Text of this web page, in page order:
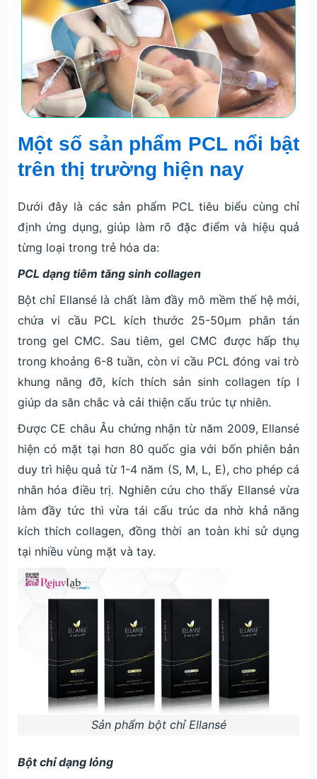
Một số sản phẩm PCL nổi bật
trên thị trường hiện nay
Dưới đây là các sản phẩm PCL tiêu biểu cùng chỉ
định ứng dụng, giúp làm rõ đặc điểm và hiệu quả
từng loại trong trẻ hóa da:
PCL dạng tiêm tăng sinh collagen
Bột chỉ Ellansé là chất làm đầy mô mềm thế hệ mới,
chứa vi cầu PCL kích thước 25-50µm phân tán
trong gel CMC. Sau tiêm, gel CMC được hấp thụ
trong khoảng 6-8 tuần, còn vi cầu PCL đóng vai trò
khung nâng đỡ, kích thích sản sinh collagen típ I
giúp da săn chắc và cải thiện cấu trúc tự nhiên.
Được CE châu Âu chứng nhận từ năm 2009, Ellansé
hiện có mặt tại hơn 80 quốc gia với bốn phiên bản
duy trì hiệu quả từ 1-4 năm (S, M, L, E), cho phép cá
nhân hóa điều trị. Nghiên cứu cho thấy Ellansé vừa
làm đầy tức thì vừa tái cấu trúc da nhờ khả năng
kích thích collagen, đồng thời an toàn khi sử dụng
tại nhiều vùng mặt và tay.
Sản phẩm bột chỉ Ellansé
Bột chỉ dạng lỏng